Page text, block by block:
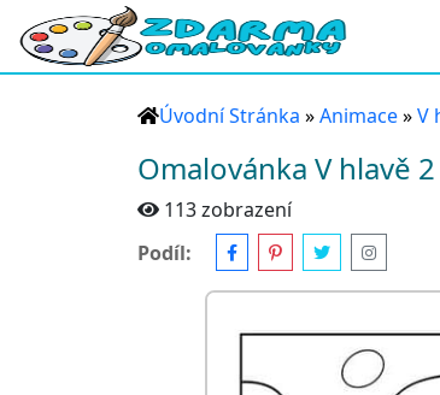
Úvodní Stránka »Animace»V
Omalovánka V hlavě
113 zobrazení
Podíl: